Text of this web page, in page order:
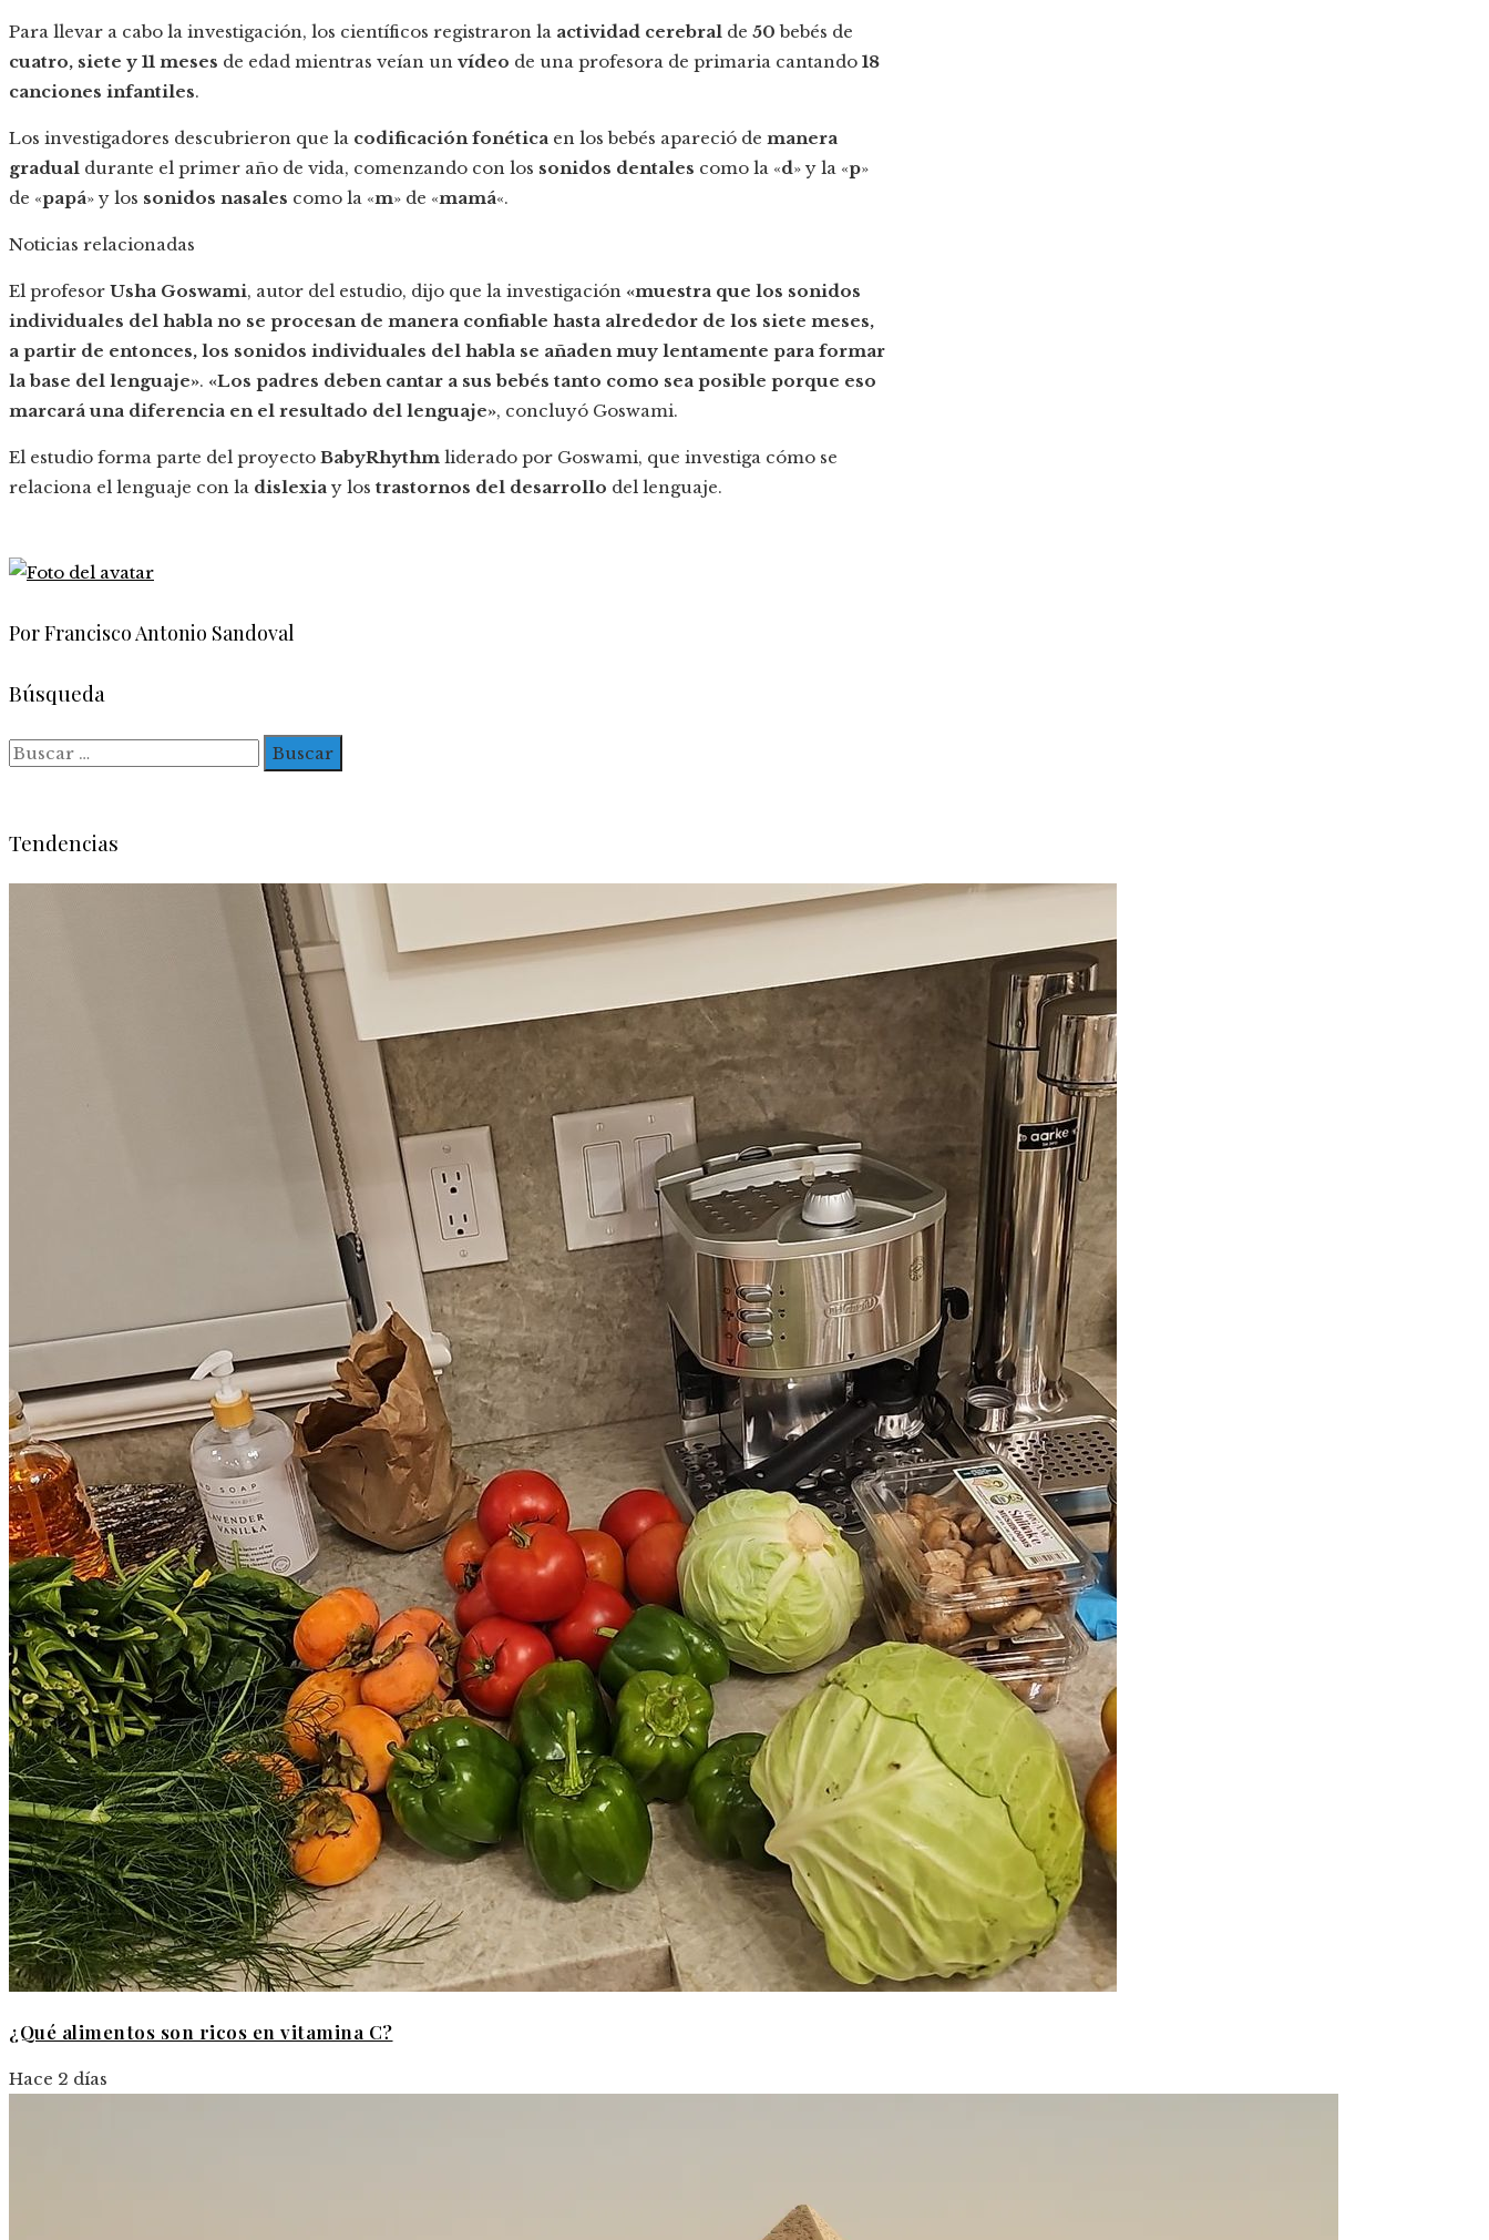
Para llevar a cabo la investigación, los científicos registraron la actividad cerebral de 50bebés de
cuatro, siete y 11 meses de edad mientras veían un vídeo de una profesora de primaria cantando 18
canciones infantiles.
Los investigadores descubrieron que la codificación fonética en los bebés apareció de manera
gradual durante el primer año de vida, comenzando con los sonidos dentales como la «d» y la «p»
de «papá» y los sonidos nasales como la «m» de «mamá«.
Noticias relacionadas
El profesor Usha Goswami, autor del estudio, dijo que la investigación «muestra que los sonidos
individuales del habla no se procesan de manera confiable hasta alrededor de los siete meses,
a partir de entonces, los sonidos individuales del habla se añaden muy lentamente para formar
la base del lenguaje». «Los padres deben cantar a sus bebés tanto como sea posible porque eso
marcará una diferencia en el resultado del lenguaje», concluyó Goswami.
El estudio forma parte del proyecto BabyRhythm liderado por Goswami, que investiga cómo se
relaciona el lenguaje con la dislexia y los trastornos del desarrollo del lenguaje.
Por Francisco Antonio Sandoval
Búsqueda
Buscar:
Tendencias
¿Qué alimentos son ricos en vitamina C?
Hace 2 días